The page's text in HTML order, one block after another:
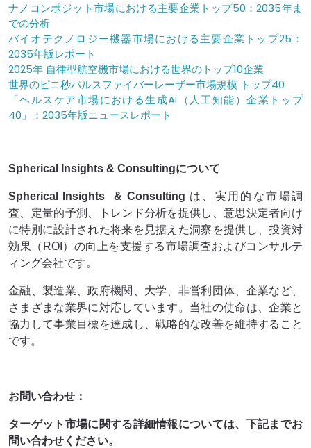
ナノコンポジット市場における主要企業トップ50：2035年ま
での分析
バイオテクノロジー機器市場における主要企業トップ25：
2035年版レポート
2025年 自律型航空機市場における世界のトップ10企業
世界のピコ秒パルスファイバーレーザー市場規模 トップ40
「ヘルスケア市場における生成AI（人工知能）企業トップ
40」：2035年版ニュースレポート
Spherical Insights & Consultingについて
Spherical Insights & Consulting は、実用的な市場調
査、定量的予測、トレンド分析を提供し、意思決定者向け
に特別に設計された将来を見据えた洞察を提供し、投資対
効果（ROI）の向上を支援する市場調査およびコンサルテ
ィング会社です。
金融、製造業、政府機関、大学、非営利団体、企業など、
さまざまな業界に対応しています。当社の使命は、企業と
協力して事業目標を達成し、戦略的な改善を維持すること
です。
お問い合わせ：
ターゲット市場に関する詳細情報については、下記までお
問い合わせください。